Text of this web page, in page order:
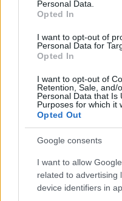
Personal Data.
Opted In
I want to opt-out of
Personal Data for
Opted In
I want to opt-out of
Retention, Sale, and/
Personal Data that Is
Purposes for which it
Opted Out
Google consents
I want to allow
related to advertising
device identifiers in
delle case
prezzi difficilmente
europei.
Il mercato cinese,
principale motore di
diventato uno dei
gruppo sono infatti
veicoli nel 2019 a